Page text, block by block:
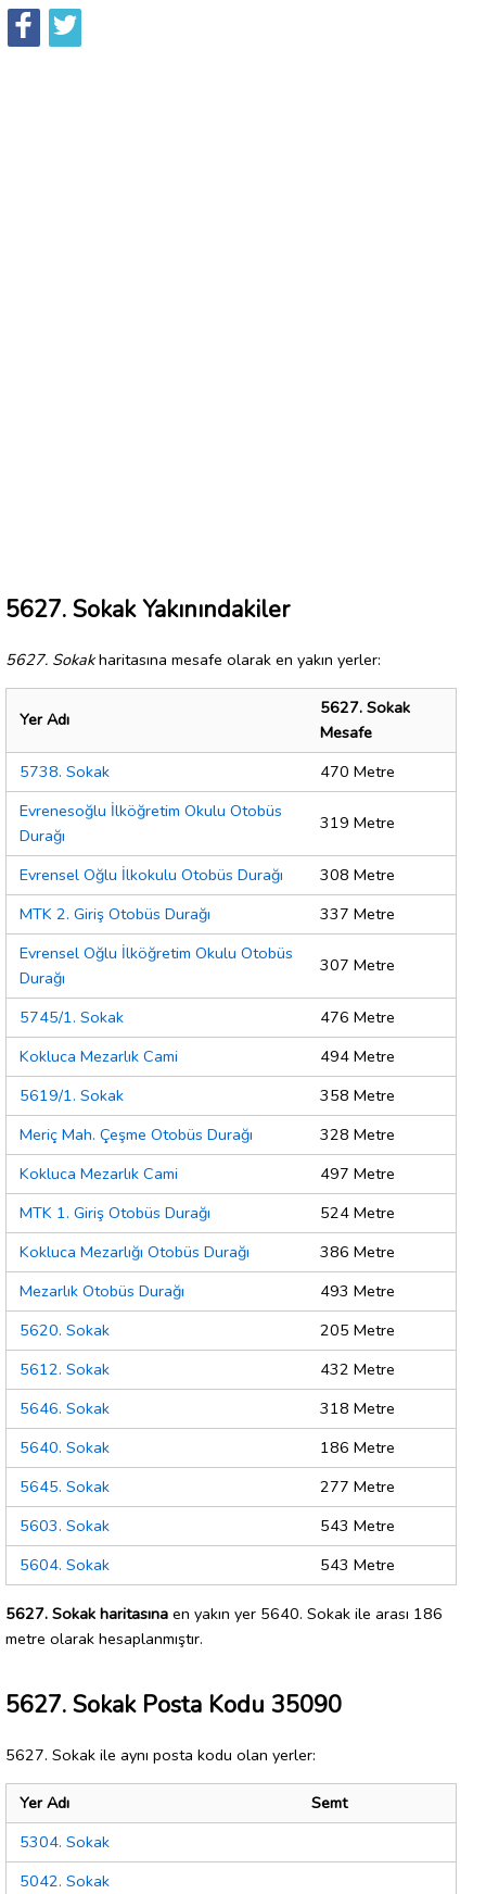
5627. Sokak Yakınındakiler
5627. Sokakharitasına mesafe olarak en yakın yerler:
Yer Adı
5627. Sokak
Mesafe
5738. Sokak
470 Metre
Evrenesoğlu İlköğretim Okulu Otobüs
Durağı
319 Metre
Evrensel Oğlu İlkokulu Otobüs Durağı
308 Metre
MTK 2. Giriş Otobüs Durağı
337 Metre
Evrensel Oğlu İlköğretim Okulu Otobüs
Durağı
307 Metre
5745/1. Sokak
476 Metre
Kokluca Mezarlık Cami
494 Metre
5619/1. Sokak
358 Metre
Meriç Mah. Çeşme Otobüs Durağı
328 Metre
Kokluca Mezarlık Cami
497 Metre
MTK 1. Giriş Otobüs Durağı
524 Metre
Kokluca Mezarlığı Otobüs Durağı
386 Metre
Mezarlık Otobüs Durağı
493 Metre
5620. Sokak
205 Metre
5612. Sokak
432 Metre
5646. Sokak
318 Metre
5640. Sokak
186 Metre
5645. Sokak
277 Metre
5603. Sokak
543 Metre
5604. Sokak
543 Metre
5627. Sokak haritasına en yakın yer 5640. Sokak ile arası 186
metre olarak hesaplanmıştır.
5627. Sokak Posta Kodu 35090
5627. Sokak ile aynı posta kodu olan yerler:
Yer Adı
Semt
5304. Sokak
5042. Sokak